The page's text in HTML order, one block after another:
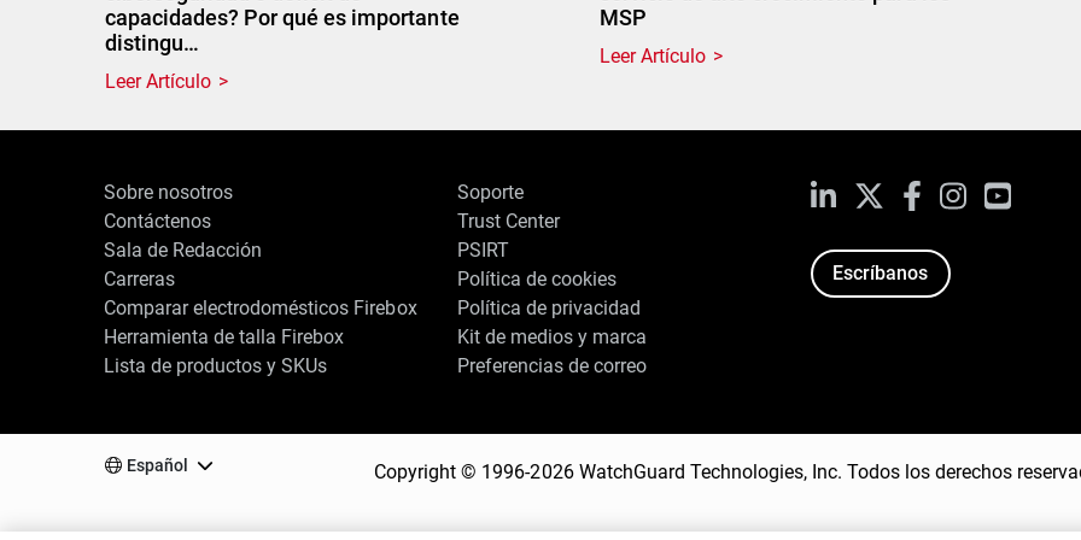
capacidades? Por qué es importante
distingu…
Leer Artículo
MSP
Leer Artículo
Sobre nosotros
Contáctenos
Sala de Redacción
Carreras
Comparar electrodomésticos Firebox
Herramienta de talla Firebox
Lista de productos y SKUs
Soporte
Trust Center
PSIRT
Política de cookies
Política de privacidad
Kit de medios y marca
Preferencias de correo
LinkedIn Facebook
InstagramYouTube
Escríbanos
Español Copyright © 1996-2026 WatchGuard Technologies, Inc. Todos los derechos
Al hacer clic en “Aceptar todas las cookies”, usted acepta que las cookies se guarden en su dispositivo para mejorar la
navegación del sitio, analizar el uso del mismo, y colaborar con nuestros estudios para marketing. Política de cookies
Configuración